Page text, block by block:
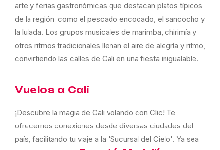
arte y ferias gastronómicas que destacan platos típicos
de la región, como el pescado encocado, el sancocho y
la lulada. Los grupos musicales de marimba, chirimía y
otros ritmos tradicionales llenan el aire de alegría y ritmo,
convirtiendo las calles de Cali en una fiesta inigualable.
Vuelos a Cali
¡Descubre la magia de Cali volando con Clic! Te
ofrecemos conexiones desde diversas ciudades del
país, facilitando tu viaje a la 'Sucursal del Cielo'. Ya sea